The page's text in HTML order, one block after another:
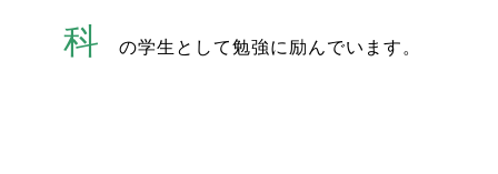
科
の学生として勉強に励んでいます。